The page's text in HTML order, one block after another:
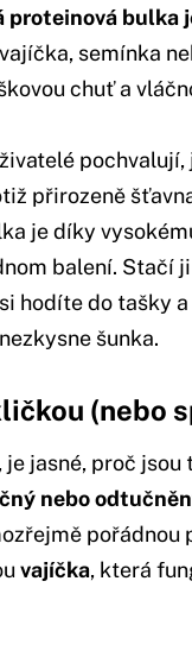
proteinová bulka
semínka
chuť a
přirozeně
je díky
balení. Stačí
hodíte do tašky
šunka.
(nebo
je jasné, proč
nebo
pořádnou
vajíčka, která